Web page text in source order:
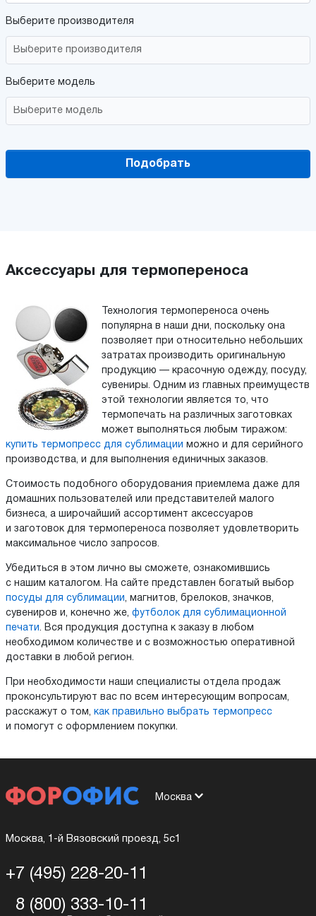
Выберите производителя
Выберите модель
Подобрать
Аксессуары для термопереноса
Технология термопереноса очень
популярна в наши дни, поскольку она
позволяет при относительно небольших
затратах производить оригинальную
продукцию — красочную одежду, посуду,
сувениры. Одним из главных преимуществ
этой технологии является то, что
термопечать на различных заготовках
может выполняться любым тиражом:
купить термопресс для сублимации можно и для серийного
производства, и для выполнения единичных заказов.
Стоимость подобного оборудования приемлема даже для
домашних пользователей или представителей малого
бизнеса, а широчайший ассортимент аксессуаров
и заготовок для термопереноса позволяет удовлетворить
максимальное число запросов.
Убедиться в этом лично вы сможете, ознакомившись
с нашим каталогом. На сайте представлен богатый выбор
посуды для сублимации, магнитов, брелоков, значков,
сувениров и, конечно же, футболок для сублимационной
печати. Вся продукция доступна к заказу в любом
необходимом количестве и с возможностью оперативной
доставки в любой регион.
При необходимости наши специалисты отдела продаж
проконсультируют вас по всем интересующим вопросам,
расскажут о том, как правильно выбрать термопресс
и помогут с оформлением покупки.
Москва
Москва, 1-й Вязовский проезд, 5с1
+7 (495) 228-20-11
8 (800) 333-10-11